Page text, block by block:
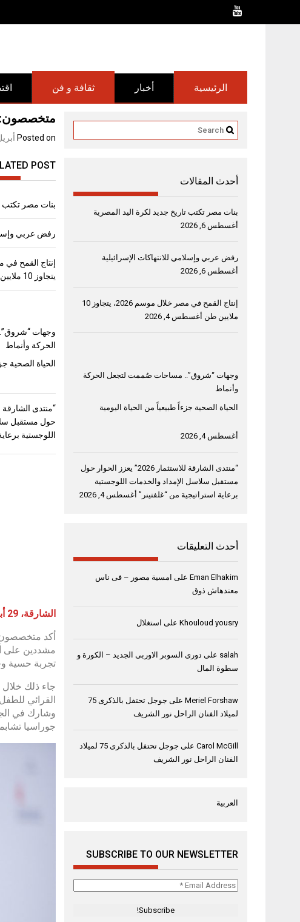
ثقافة و فن أخبار الرئيسية
متخصصون:
Posted on أبريل 29,
POST
بنات مصر تكتب
رفض عربي
يتجاوز 10 ملايين طن
وجهات
الحركة وأنماط
الحياة الصحية
حول مستقبل
اللوجستية
الشارقة، 29 أبريل 2025
أكد متخصصون
مشددين على
تجربة حسية
القرائي
وشارك في
جوراسيا
أحدث المقالات
بنات مصر تكتب تاريخ جديد لكرة اليد المصرية
أغسطس 6, 2026
رفض عربي وإسلامي للانتهاكات الإسرائيلية
أغسطس 6, 2026
إنتاج القمح في مصر خلال موسم 2026، يتجاوز 10
ملايين طن أغسطس 4, 2026
وجهات “شروق”.. مساحات صُممت لتجعل الحركة
وأنماط
الحياة الصحية جزءاً طبيعياً من الحياة اليومية
أغسطس 4, 2026
“منتدى الشارقة للاستثمار 2026” يعزز الحوار حول
مستقبل سلاسل الإمداد والخدمات اللوجستية
برعاية استراتيجية من “غلفتينر” أغسطس 4, 2026
أحدث التعليقات
Eman Elhakim على امسية مصور – فى ناس
معندهاش ذوق
Khouloud yousry على استغلال
salah على دورى السوبر الاوربى الجديد – الكورة و
سطوة المال
Meriel Forshaw على
جوجل تحتفل بالذكرى 75
لميلاد الفنان الراحل نور الشريف
Carol McGill على
جوجل تحتفل بالذكرى 75 لميلاد
الفنان الراحل نور الشريف
العربية
SUBSCRIBE TO OUR NEWSLETTER
Email